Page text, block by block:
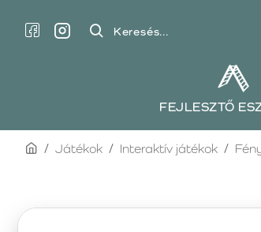
Keresés...
FEJLESZTŐ
homeJátékok Interaktív játékok